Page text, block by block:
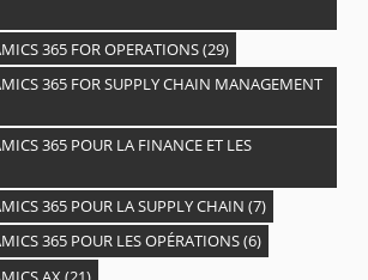
365 FOR OPERATIONS(29)
365 FOR SUPPLY CHAIN MANAGEMENT
365 POUR LA FINANCE ET LES
365 POUR LA SUPPLY CHAIN (7)
365 POUR LES OPÉRATIONS(6)